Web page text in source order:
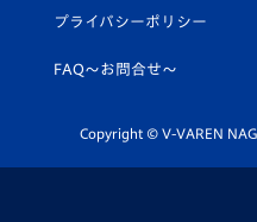
平和祈念活動
ホームタウン活動
スクール
公式LINE＠
プライバシーポリシー
FAQ〜お問合せ〜
Copyright © V-VAREN